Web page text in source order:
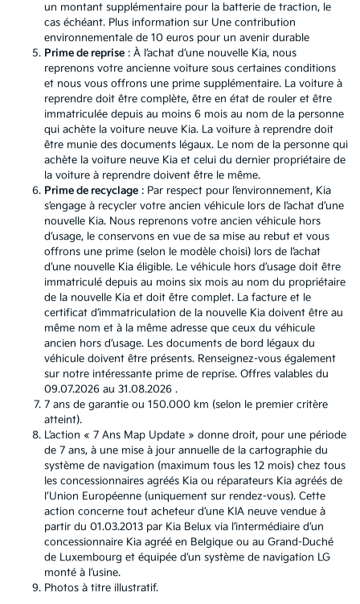
un montant supplémentaire pour la batterie de traction, le
cas échéant. Plus information sur Une contribution
environnementale de 10 euros pour un avenir durable
Prime de reprise : À l’achat d’une nouvelle Kia, nous
reprenons votre ancienne voiture sous certaines conditions
et nous vous offrons une prime supplémentaire. La voiture à
reprendre doit être complète, être en état de rouler et être
immatriculée depuis au moins 6 mois au nom de la personne
qui achète la voiture neuve Kia. La voiture à reprendre doit
être munie des documents légaux. Le nom de la personne qui
achète la voiture neuve Kia et celui du dernier propriétaire de
la voiture à reprendre doivent être le même.
Prime de recyclage : Par respect pour l’environnement, Kia
s’engage à recycler votre ancien véhicule lors de l’achat d’une
nouvelle Kia. Nous reprenons votre ancien véhicule hors
d’usage, le conservons en vue de sa mise au rebut et vous
offrons une prime (selon le modèle choisi) lors de l’achat
d’une nouvelle Kia éligible. Le véhicule hors d’usage doit être
immatriculé depuis au moins six mois au nom du propriétaire
de la nouvelle Kia et doit être complet. La facture et le
certificat d’immatriculation de la nouvelle Kia doivent être au
même nom et à la même adresse que ceux du véhicule
ancien hors d’usage. Les documents de bord légaux du
véhicule doivent être présents. Renseignez-vous également
sur notre intéressante prime de reprise. Offres valables du
09.07.2026 au 31.08.2026 .
7 ans de garantie ou 150.000 km (selon le premier critère
atteint).
L’action « 7 Ans Map Update » donne droit, pour une période
de 7 ans, à une mise à jour annuelle de la cartographie du
système de navigation (maximum tous les 12 mois) chez tous
les concessionnaires agréés Kia ou réparateurs Kia agréés de
l’Union Européenne (uniquement sur rendez-vous). Cette
action concerne tout acheteur d’une KIA neuve vendue à
partir du 01.03.2013 par Kia Belux via l’intermédiaire d’un
concessionnaire Kia agréé en Belgique ou au Grand-Duché
de Luxembourg et équipée d’un système de navigation LG
monté à l’usine.
Photos à titre illustratif.